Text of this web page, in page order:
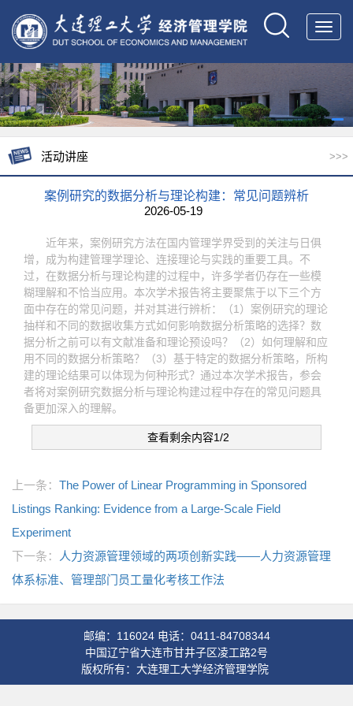
活动讲座 >>>
案例研究的数据分析与理论构建：常见问题辨析
2026-05-19
近年来，案例研究方法在国内管理学界受到的关注与日俱
增，成为构建管理学理论、连接理论与实践的重要工具。不
过，在数据分析与理论构建的过程中，许多学者仍存在一些模
糊理解和不恰当应用。本次学术报告将主要聚焦于以下三个方
面中存在的常见问题，并对其进行辨析：（1）案例研究的理论
抽样和不同的数据收集方式如何影响数据分析策略的选择？数
据分析之前可以有文献准备和理论预设吗？（2）如何理解和应
用不同的数据分析策略？（3）基于特定的数据分析策略，所构
建的理论结果可以体现为何种形式？通过本次学术报告，参会
者将对案例研究数据分析与理论构建过程中存在的常见问题具
备更加深入的理解。
查看剩余内容1/2
上一条： The Power of Linear Programming in Sponsored
Listings Ranking: Evidence from a Large-Scale Field
Experiment
下一条： 人力资源管理领域的两项创新实践——人力资源管理
体系标准、管理部门员工量化考核工作法
邮编：116024 电话：0411-84708344
中国辽宁省大连市甘井子区凌工路2号
版权所有：大连理工大学经济管理学院